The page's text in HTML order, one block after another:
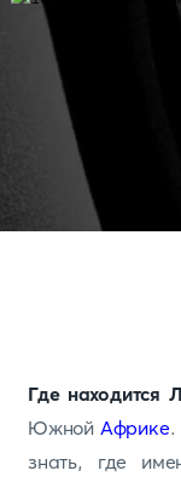
Где находится
Южной Африке.
знать, где